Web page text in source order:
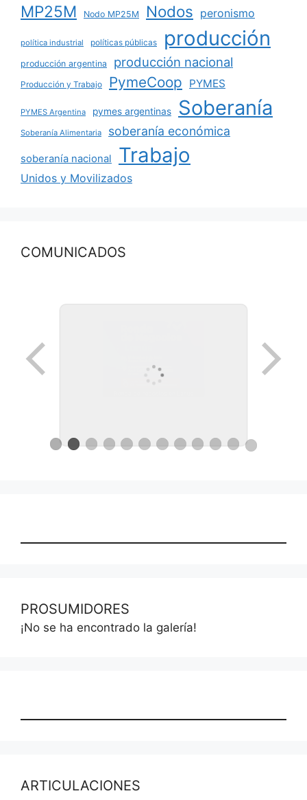
MP25M Nodo MP25M Nodos peronismo
política industrial políticas públicas producción
producción argentina producción nacional
Producción y Trabajo PymeCoop PYMES
PYMES Argentina pymes argentinas Soberanía
Soberanía Alimentaria soberanía económica
soberanía nacional Trabajo
Unidos y Movilizados
COMUNICADOS
PROSUMIDORES
¡No se ha encontrado la galería!
ARTICULACIONES